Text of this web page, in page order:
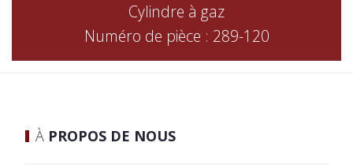
Cylindre à gaz
Numéro de pièce : 289-120
À PROPOS DE NOUS